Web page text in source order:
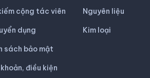
cộng tác viên
dụng
sách bảo mật
điều kiện
Nguyên liệu
Kim loại